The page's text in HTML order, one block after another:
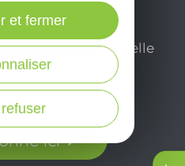
newsletter mensuelle
pour profiter
en Aveyron.
ici
et fermer